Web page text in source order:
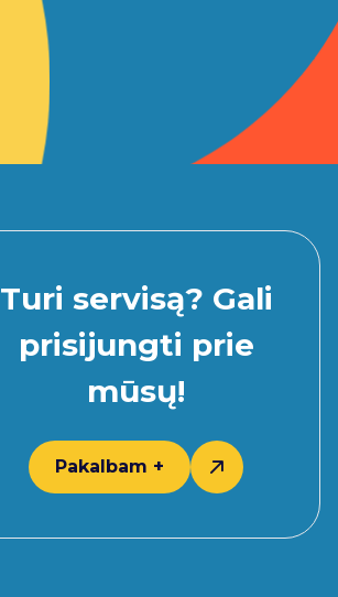
Turi servisą? Gali
prisijungti prie
mūsų!
Pakalbam +